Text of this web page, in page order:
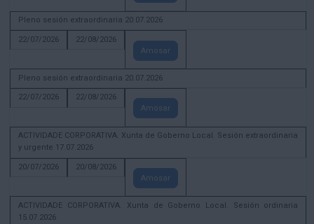
Pleno sesión extraordinaria 20.07.2026
22/07/2026
22/08/2026
Amosar
Pleno sesión extraordinaria 20.07.2026
22/07/2026
22/08/2026
Amosar
ACTIVIDADE CORPORATIVA. Xunta de Goberno Local. Sesión extraordinaria
y urgente 17.07.2026
20/07/2026
20/08/2026
Amosar
ACTIVIDADE CORPORATIVA. Xunta de Goberno Local. Sesión ordinaria
15.07.2026